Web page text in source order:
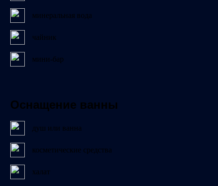
минеральная вода
чайник
мини-бар
Оснащение ванны
душ или ванна
косметические средства
халат